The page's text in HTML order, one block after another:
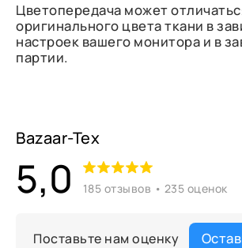
Цветопередача может
оригинального цвета ткани в
настроек вашего монитора и в
партии.
Bazaar-Tex
5,0 185 отзывов • 235 оценок
Поставьте нам оценку